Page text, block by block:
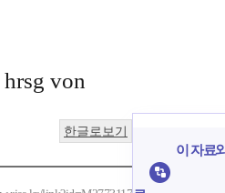
von
한글로보기
이 자료